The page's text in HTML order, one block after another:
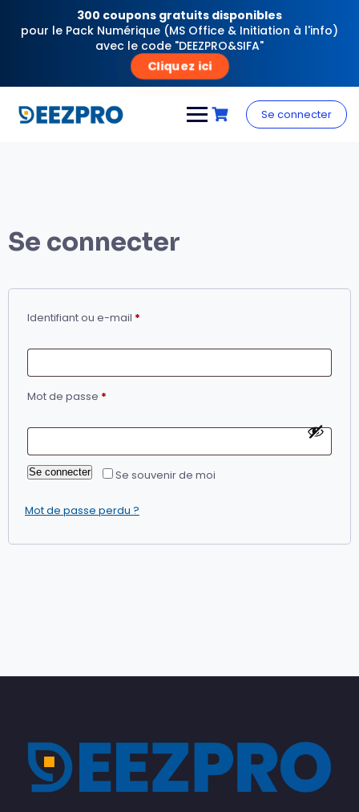
300 coupons gratuits disponibles
pour le Pack Numérique (MS Office & Initiation à l'info)
avec le code "DEEZPRO&SIFA"
Cliquez ici
content
Se connecter
Se connecter
Identifiant ou e-mail *
Mot de passe *
Se souvenir de moi
Se connecter
Mot de passe perdu ?